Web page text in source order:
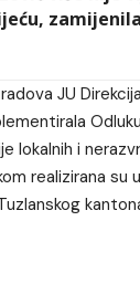
JU
lokalnih i
realizirana su